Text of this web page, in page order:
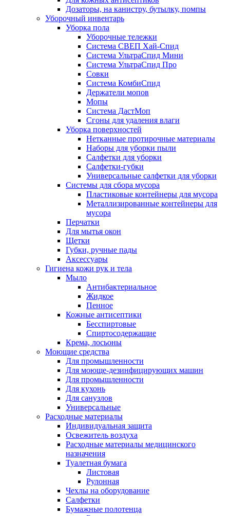
Дозаторы, на канистру, бутылку, помпы
Уборочный инвентарь
Уборка пола
Уборочные тележки
Система СВЕП Хай-Спид
Система УльтраСпид Мини
Система УльтраСпид Про
Совки
Система КомбиСпид
Держатели мопов
Мопы
Система ДастМоп
Сгоны для удаления влаги
Уборка поверхностей
Нетканные протирочные материалы
Наборы для уборки пыли
Салфетки для уборки
Салфетки-губки
Универсальные салфетки для уборки
Системы для сбора мусора
Пластиковые контейнеры для мусора
Металлизированные контейнеры для
мусора
Перчатки
Для мытья окон
Щетки
Губки, ручные пады
Аксессуары
Гигиена кожи рук и тела
Мыло
Антибактериальное
Жидкое
Пенное
Кожные антисептики
Бесспиртовые
Cпиртосодержащие
Крема, лосьоны
Моющие средства
Для промышленности
Для моюще-дезинфицирующих машин
Для промышленности
Для кухонь
Для санузлов
Универсальные
Расходные материалы
Индивидуальная защита
Освежитель воздуха
Расходные материалы медицинского
назначения
Туалетная бумага
Листовая
Рулонная
Чехлы на оборудование
Салфетки
Бумажные полотенца